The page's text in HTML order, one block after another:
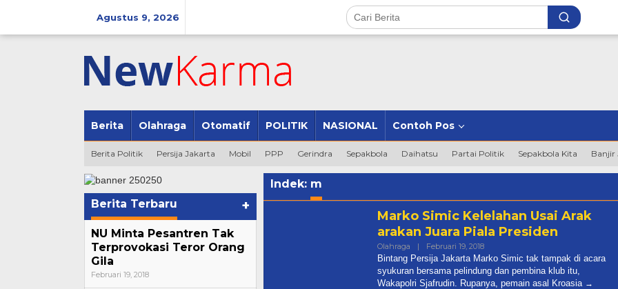
Agustus 9, 2026
Berita Olahraga Otomatif POLITIK NASIONAL Contoh Pos
Berita Politik Persija Jakarta Mobil PPP Gerindra Sepakbola Daihatsu Partai Politik Sepakbola Kita Banjir
Berita Terbaru +
NU Minta Pesantren Tak
Terprovokasi Teror Orang
Gila
Februari 19, 2018
Indek: m
Marko Simic Kelelahan Usai Arak
arakan Juara Piala Presiden
Olahraga | Februari 19, 2018Oleh
Redaksi@andalasupdate
Bintang Persija Jakarta Marko Simic tak tampak di acara
syukuran bersama pelindung dan pembina klub itu,
Wakapolri Sjafrudin. Rupanya, pemain asal Kroasia